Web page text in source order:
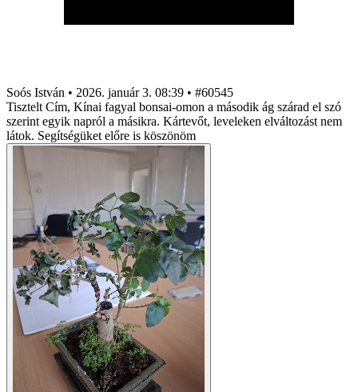
Soós István • 2026. január 3. 08:39 • #60545
Tisztelt Cím, Kínai fagyal bonsai-omon a második ág szárad el szó
szerint egyik napról a másikra. Kártevőt, leveleken elváltozást nem
látok. Segítségüket előre is köszönöm